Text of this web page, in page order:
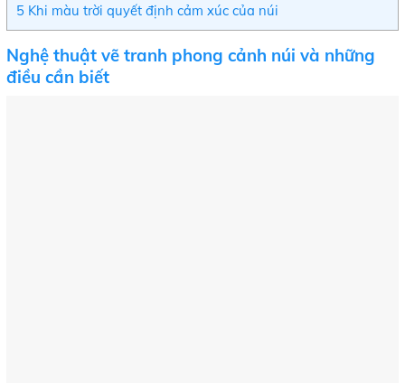
5 Khi màu trời quyết định cảm xúc của núi
Nghệ thuật vẽ tranh phong cảnh núi và những
điều cần biết